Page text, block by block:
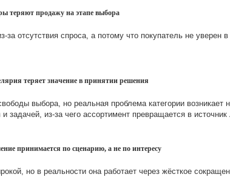
теряют продажу на этапе выбора
за отсутствия спроса, а потому что покупатель не
теряет значение в принятии решения
выбора, но реальная проблема категории возникает
задачей, из-за чего ассортимент превращается в
принимается по сценарию, а не по интересу
но в реальности она работает через жёсткое